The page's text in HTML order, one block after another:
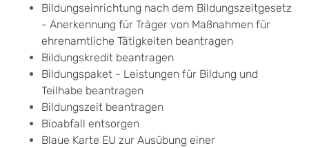
Bildungseinrichtung nach dem Bildungszeitgesetz
- Anerkennung für Träger von Maßnahmen für
ehrenamtliche Tätigkeiten beantragen
Bildungskredit beantragen
Bildungspaket - Leistungen für Bildung und
Teilhabe beantragen
Bildungszeit beantragen
Bioabfall entsorgen
Blaue Karte EU zur Ausübung einer